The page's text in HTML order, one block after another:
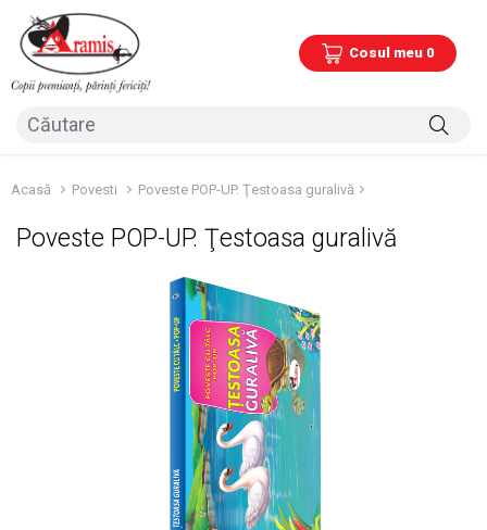
Cosul meu 0
Acasă Povesti Poveste POP-UP. Ţestoasa guralivă
Poveste POP-UP. Ţestoasa guralivă